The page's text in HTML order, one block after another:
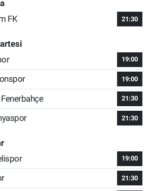
FK
21:30
19:00
19:00
21:30
21:30
19:00
21:30